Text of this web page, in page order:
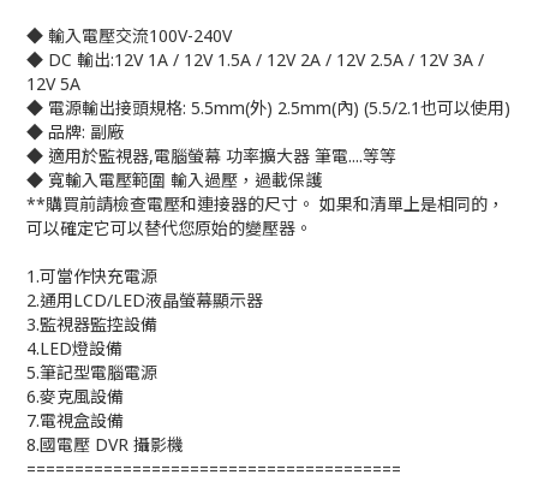
◆ 輸入電壓交流100V-240V
◆ DC 輸出:12V 1A / 12V 1.5A / 12V 2A / 12V 2.5A / 12V 3A /
12V 5A
◆ 電源輸出接頭規格: 5.5mm(外) 2.5mm(內) (5.5/2.1也可以使用)
◆ 品牌: 副廠
◆ 適用於監視器,電腦螢幕 功率擴大器 筆電....等等
◆ 寬輸入電壓範圍 輸入過壓，過載保護
**購買前請檢查電壓和連接器的尺寸。 如果和清單上是相同的，
可以確定它可以替代您原始的變壓器。
1.可當作快充電源
2.通用LCD/LED液晶螢幕顯示器
3.監視器監控設備
4.LED燈設備
5.筆記型電腦電源
6.麥克風設備
7.電視盒設備
8.國電壓 DVR 攝影機
=======================================